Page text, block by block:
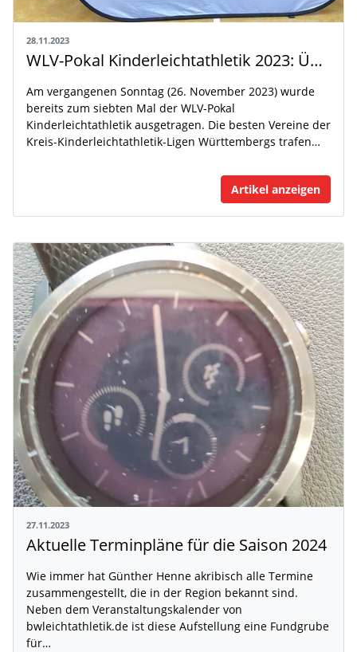
28.11.2023
WLV-Pokal Kinderleichtathletik 2023: Über 530 Kinder feiern großes Leichtathletik-Fest
Am vergangenen Sonntag (26. November 2023) wurde
bereits zum siebten Mal der WLV-Pokal
Kinderleichtathletik ausgetragen. Die besten Vereine der
Kreis-Kinderleichtathletik-Ligen Württembergs trafen…
Artikel anzeigen
27.11.2023
Aktuelle Terminpläne für die Saison 2024
Wie immer hat Günther Henne akribisch alle Termine
zusammengestellt, die in der Region bekannt sind.
Neben dem Veranstaltungskalender von
bwleichtathletik.de ist diese Aufstellung eine Fundgrube
für…